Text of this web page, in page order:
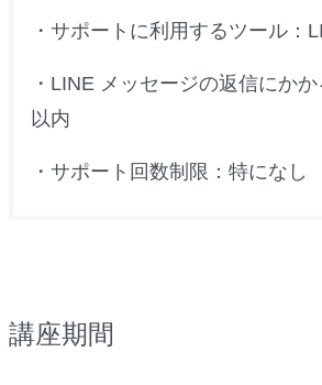
・サポートに利用するツール：
・LINE メッセージの返信にか
以内
・サポート回数制限：特になし
講座期間